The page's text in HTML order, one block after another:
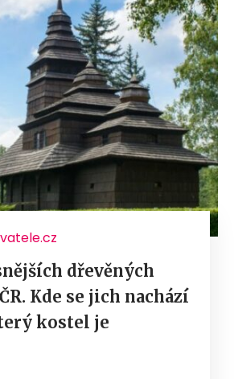
dřevěných
Kde se jich nachází
kostel je